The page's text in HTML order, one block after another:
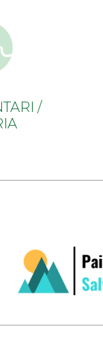
/